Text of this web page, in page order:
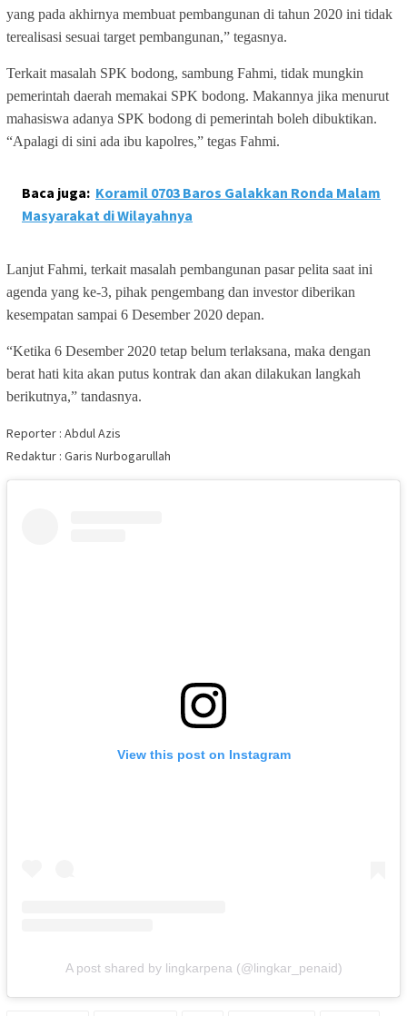
yang pada akhirnya membuat pembangunan di tahun 2020 ini tidak
terealisasi sesuai target pembangunan,” tegasnya.
Terkait masalah SPK bodong, sambung Fahmi, tidak mungkin
pemerintah daerah memakai SPK bodong. Makannya jika menurut
mahasiswa adanya SPK bodong di pemerintah boleh dibuktikan.
“Apalagi di sini ada ibu kapolres,” tegas Fahmi.
Baca juga: Koramil 0703 Baros Galakkan Ronda Malam
Masyarakat di Wilayahnya
Lanjut Fahmi, terkait masalah pembangunan pasar pelita saat ini
agenda yang ke-3, pihak pengembang dan investor diberikan
kesempatan sampai 6 Desember 2020 depan.
“Ketika 6 Desember 2020 tetap belum terlaksana, maka dengan
berat hati kita akan putus kontrak dan akan dilakukan langkah
berikutnya,” tandasnya.
Reporter : Abdul Azis
Redaktur : Garis Nurbogarullah
View this post on Instagram
A post shared by lingkarpena (@lingkar_penaid)